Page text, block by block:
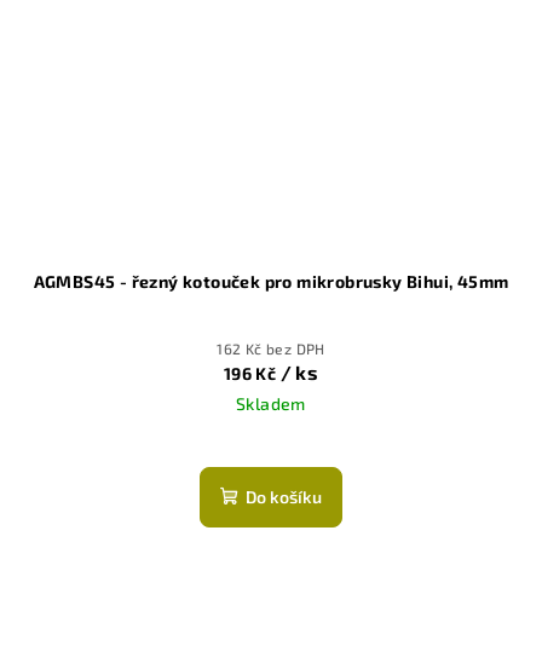
AGMBS45 - řezný kotouček pro mikrobrusky Bihui, 45mm
162 Kč bez DPH
196 Kč / ks
Skladem
Do košíku